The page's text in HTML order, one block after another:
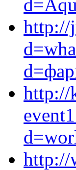
http://
http://
http://